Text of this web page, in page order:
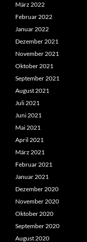
März 2022
Februar 2022
Januar 2022
Dezember 2021
November 2021
Oktober 2021
September 2021
August 2021
Juli 2021
Juni 2021
Mai 2021
April 2021
März 2021
Februar 2021
Januar 2021
Dezember 2020
November 2020
Oktober 2020
September 2020
August 2020